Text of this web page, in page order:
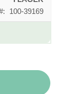
100-39169